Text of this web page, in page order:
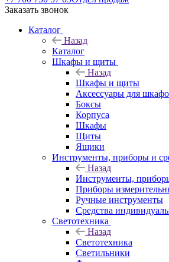
Заказать звонок
Каталог
Назад
Каталог
Шкафы и щиты
Назад
Шкафы и щиты
Аксессуары для
Боксы
Корпуса
Шкафы
Щиты
Ящики
Инструменты, приборы и
Назад
Инструменты,
Приборы
Ручные инструменты
Средства
Светотехника
Назад
Светотехника
Светильники